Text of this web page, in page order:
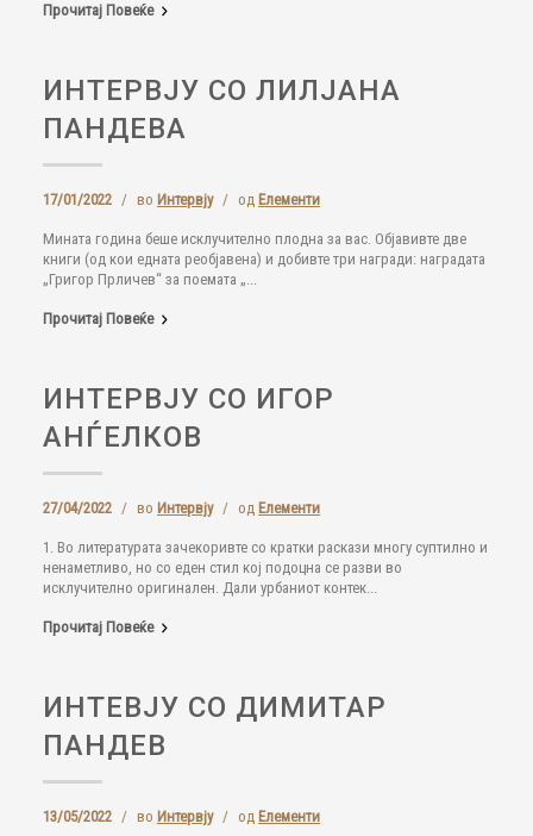
Прочитај Повеќе
ИНТЕРВЈУ СО ЛИЛЈАНА
ПАНДЕВА
17/01/2022 / во Интервју / од Елементи
Мината година беше исклучително плодна за вас. Објавивте две
книги (од кои едната реобјавена) и добивте три награди: наградата
„Григор Прличев“ за поемата „...
Прочитај Повеќе
ИНТЕРВЈУ СО ИГОР
АНЃЕЛКОВ
27/04/2022 / во Интервју / од Елементи
1. Во литературата зачекоривте со кратки раскази многу суптилно и
ненаметливо, но со еден стил кој подоцна се разви во
исклучително оригинален. Дали урбаниот контек...
Прочитај Повеќе
ИНТЕВЈУ СО ДИМИТАР
ПАНДЕВ
13/05/2022 / во Интервју / од Елементи